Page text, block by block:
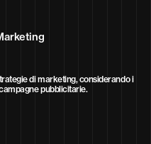
di marketing, considerando i
pubblicitarie.